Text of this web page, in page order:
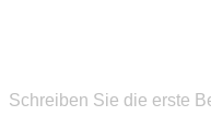
Schreiben Sie die erste